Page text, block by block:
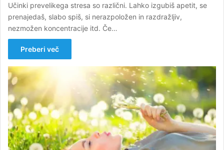
Učinki prevelikega stresa so različni. Lahko izgubiš apetit, se
prenajedaš, slabo spiš, si nerazpoložen in razdražljiv,
nezmožen koncentracije itd. Če…
Preberi več